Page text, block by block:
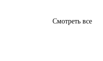
Смотреть все